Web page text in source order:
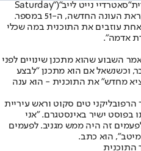
"סאטרדיי נייט לייב" ("Saturday
Night Live") חווה טלטלה גדולה לקראת העונה החדשה, ה-51 במספר.
עוזבים את התוכנית במה שכלי
אדמה".
השבוע שהוא מתכנן שינויים לפני
החדשה ב-4 באוקטובר, וכשנשאל אם הוא מתכנן "לבצע
מחדש" את התוכנית - הוא ענה
הרפובליקני טים סקוט וראש עיריית
בפוסט ישיר באינסטגרם. "אני
זה היה ממש מגניב. לפעמים
הוא כתב.